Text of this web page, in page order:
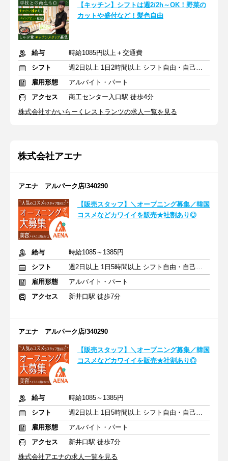
【キッチン】シフトは週2/2h～OK！野菜の
カットや盛付など！髪色自由
給与
時給1085円以上＋交通費
シフト
週2日以上 1日2時間以上 シフト自由・自己申告
雇用形態
アルバイト・パート
アクセス
商工センター入口駅 徒歩4分
株式会社すかいらーくレストランツの求人一覧を見る
株式会社アエナ
アエナ アルパーク店/340290
【販売スタッフ】＼オープニング募集／韓国
コスメなどカワイイを販売★社割あり◎
給与
時給1085～1385円
シフト
週2日以上 1日5時間以上 シフト自由・自己申告
雇用形態
アルバイト・パート
アクセス
新井口駅 徒歩7分
アエナ アルパーク店/340290
【販売スタッフ】＼オープニング募集／韓国
コスメなどカワイイを販売★社割あり◎
給与
時給1085～1385円
シフト
週2日以上 1日5時間以上 シフト自由・自己申告
雇用形態
アルバイト・パート
アクセス
新井口駅 徒歩7分
株式会社アエナの求人一覧を見る